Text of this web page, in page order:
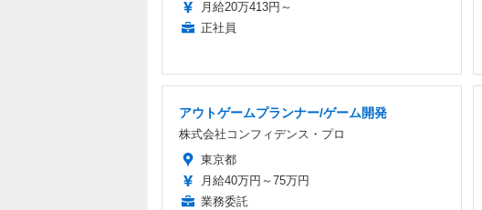
月給20万413円～
正社員
アウトゲームプランナー/ゲーム開発
株式会社コンフィデンス・プロ
東京都
月給40万円～75万円
業務委託